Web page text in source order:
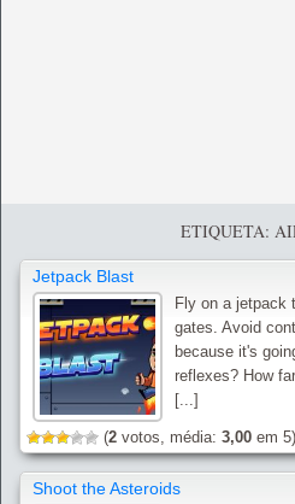
ETIQUETA:
Jetpack Blast
Fly on a jetpack
gates. Avoid
because it's
reflexes? How
[...]
(2 votos, média: 3,00 em 5)
Shoot the Asteroids